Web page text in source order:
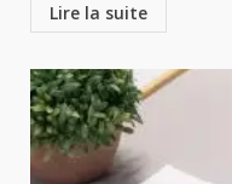
Lire la suite